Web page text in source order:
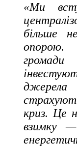
«Ми
більше
опорою.
криз. Це
взимку